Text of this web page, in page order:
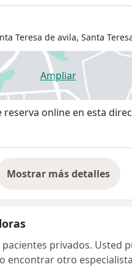
Teresa de avila, Santa
Ampliarse abre en una
reserva online en esta
Mostrar más detalles
sobre la
privados. Usted
encontrar otro